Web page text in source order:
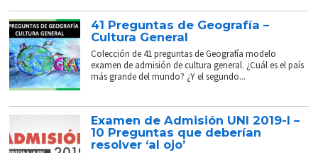
41 Preguntas de Geografía –
Cultura General
Colección de 41 preguntas de Geografía modelo
examen de admisión de cultura general. ¿Cuál es el país
más grande del mundo? ¿Y el segundo...
Examen de Admisión UNI 2019-I –
10 Preguntas que deberían
resolver ‘al ojo’